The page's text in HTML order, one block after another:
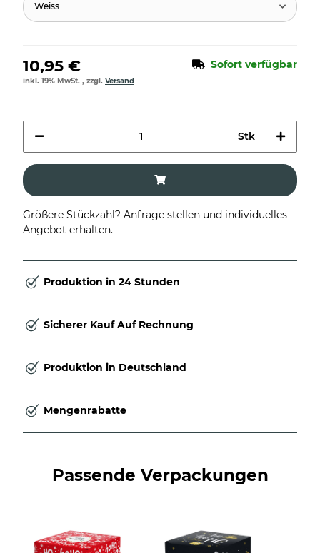
Weiss
10,95 € Sofort verfügbar
inkl. 19% MwSt. , zzgl. Versand
Stk
Größere Stückzahl? Anfrage stellen und individuelles
Angebot erhalten.
Produktion in 24 Stunden
Sicherer Kauf Auf Rechnung
Produktion in Deutschland
Mengenrabatte
Passende Verpackungen